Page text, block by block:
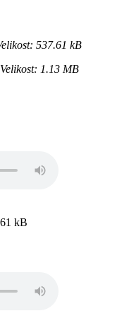
537.61 kB
1.13 MB
kB